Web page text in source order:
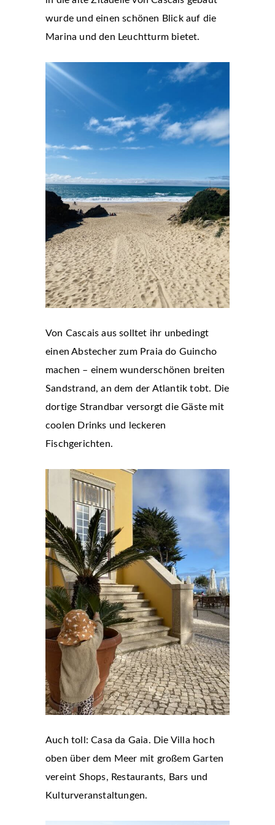
wurde und einen schönen Blick auf die
Marina und den Leuchtturm bietet.
Von Cascais aus solltet ihr unbedingt
einen Abstecher zum Praia do Guincho
machen – einem wunderschönen breiten
Sandstrand, an dem der Atlantik tobt. Die
dortige Strandbar versorgt die Gäste mit
coolen Drinks und leckeren
Fischgerichten.
Auch toll: Casa da Gaia. Die Villa hoch
oben über dem Meer mit großem Garten
vereint Shops, Restaurants, Bars und
Kulturveranstaltungen.